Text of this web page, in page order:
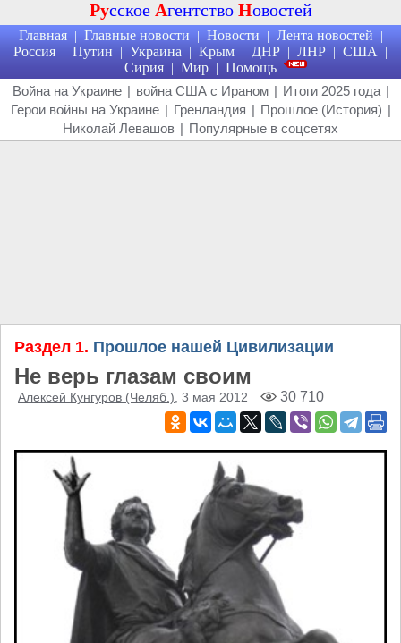
Русское Агентство Новостей
Главная | Главные новости | Новости | Лента новостей |
Россия | Путин | Украина | Крым | ДНР | ЛНР | США |
Сирия | Мир | Помощь
Война на Украине | война США с Ираном | Итоги 2025 года |
Герои войны на Украине | Гренландия | Прошлое (История) |
Николай Левашов | Популярные в соцсетях
Раздел 1. Прошлое нашей Цивилизации
Не верь глазам своим
Алексей Кунгуров (Челяб.) , 3 мая 2012 30 710